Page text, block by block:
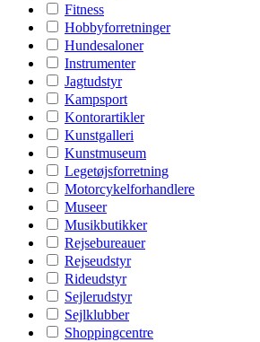
Fitness
Hobbyforretninger
Hundesaloner
Instrumenter
Jagtudstyr
Kampsport
Kontorartikler
Kunstgalleri
Kunstmuseum
Legetøjsforretning
Motorcykelforhandlere
Museer
Musikbutikker
Rejsebureauer
Rejseudstyr
Rideudstyr
Sejlerudstyr
Sejlklubber
Shoppingcentre